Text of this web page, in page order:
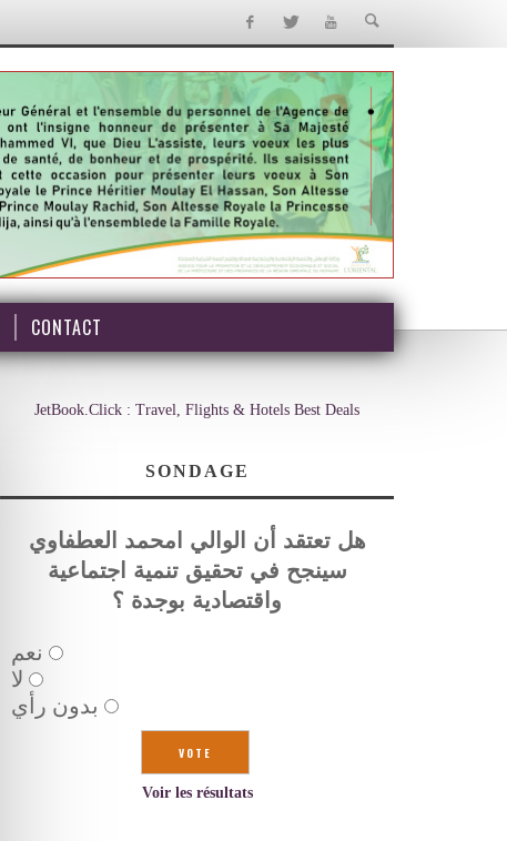
CONTACT
JetBook.Click : Travel, Flights & Hotels Best Deals
SONDAGE
هل تعتقد أن الوالي امحمد العطفاوي
سينجح في تحقيق تنمية اجتماعية
واقتصادية بوجدة ؟
نعم
لا
بدون رأي
Voir les résultats